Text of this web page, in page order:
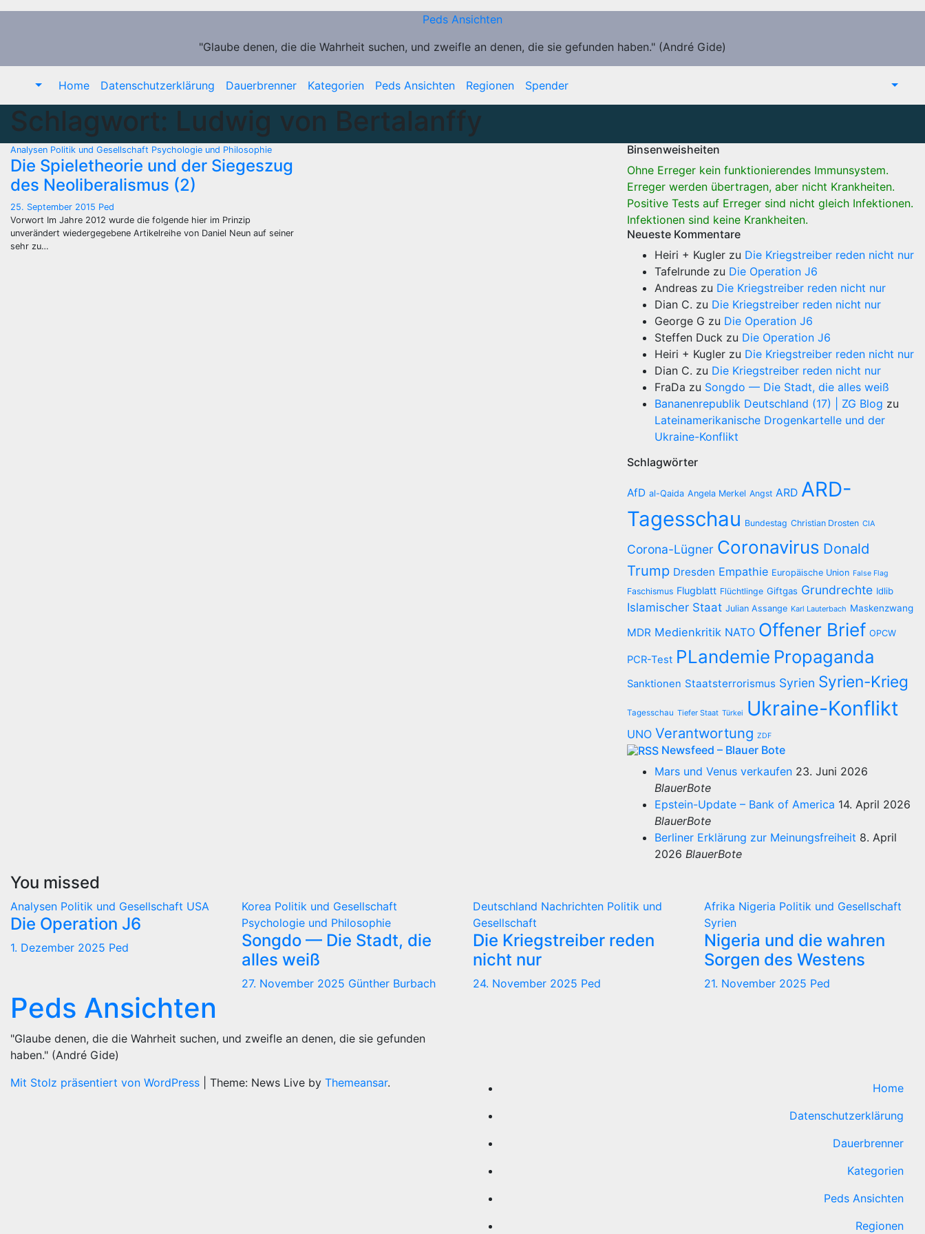
Zum
Peds Ansichten
"Glaube denen, die die Wahrheit suchen, und zweifle an denen, die sie gefunden haben." (André Gide)
Home Datenschutzerklärung Dauerbrenner Kategorien Peds Ansichten Regionen Spender
Schlagwort: Ludwig von Bertalanffy
Analysen Politik und Gesellschaft Psychologie und Philosophie
Die Spieletheorie und der Siegeszug
des Neoliberalismus (2)
25. September 2015 Ped
Vorwort Im Jahre 2012 wurde die folgende hier im Prinzip
unverändert wiedergegebene Artikelreihe von Daniel Neun auf seiner
sehr zu…
Binsenweisheiten
Ohne Erreger kein funktionierendes Immunsystem.
Erreger werden übertragen, aber nicht Krankheiten.
Positive Tests auf Erreger sind nicht gleich Infektionen.
Infektionen sind keine Krankheiten.
Neueste Kommentare
Heiri + Kugler zu Die Kriegstreiber reden nicht nur
Tafelrunde zu Die Operation J6
Andreas zu Die Kriegstreiber reden nicht nur
Dian C. zu Die Kriegstreiber reden nicht nur
George G zu Die Operation J6
Steffen Duck zu Die Operation J6
Heiri + Kugler zu Die Kriegstreiber reden nicht nur
Dian C. zu Die Kriegstreiber reden nicht nur
FraDa zu Songdo — Die Stadt, die alles weiß
Bananenrepublik Deutschland (17) | ZG Blog zu
Lateinamerikanische Drogenkartelle und der
Ukraine-Konflikt
Schlagwörter
AfD al-Qaida Angela Merkel Angst ARD ARD-
Tagesschau Bundestag Christian Drosten CIA
Corona-Lügner Coronavirus Donald
Trump Dresden Empathie Europäische Union False Flag
Faschismus Flugblatt Flüchtlinge Giftgas Grundrechte Idlib
Islamischer Staat Julian Assange Karl Lauterbach Maskenzwang
MDR Medienkritik NATO Offener Brief OPCW
PCR-Test PLandemie Propaganda
Sanktionen Staatsterrorismus Syrien Syrien-Krieg
Tagesschau Tiefer Staat Türkei Ukraine-Konflikt
UNO Verantwortung ZDF
Newsfeed – Blauer Bote
Mars und Venus verkaufen 23. Juni 2026
BlauerBote
Epstein-Update – Bank of America 14. April 2026
BlauerBote
Berliner Erklärung zur Meinungsfreiheit 8. April
2026 BlauerBote
You missed
Analysen Politik und Gesellschaft USA
Die Operation J6
1. Dezember 2025 Ped
Korea Politik und Gesellschaft
Psychologie und Philosophie
Songdo — Die Stadt, die
alles weiß
27. November 2025 Günther Burbach
Deutschland Nachrichten Politik und
Gesellschaft
Die Kriegstreiber reden
nicht nur
24. November 2025 Ped
Afrika Nigeria Politik und Gesellschaft
Syrien
Nigeria und die wahren
Sorgen des Westens
21. November 2025 Ped
Peds Ansichten
"Glaube denen, die die Wahrheit suchen, und zweifle an denen, die sie gefunden
haben." (André Gide)
Mit Stolz präsentiert von WordPress
Theme: News Live by Themeansar.
Home
Datenschutzerklärung
Dauerbrenner
Kategorien
Peds Ansichten
Regionen